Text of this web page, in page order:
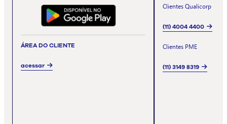
ÁREA DO CLIENTE
acessar
Clientes Qualicorp
(11) 4004 4400
Clientes PME
(11) 3149 8319